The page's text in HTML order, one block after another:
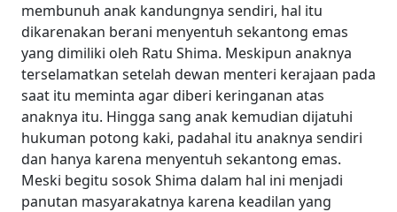
membunuh anak kandungnya sendiri, hal itu
dikarenakan berani menyentuh sekantong emas
yang dimiliki oleh Ratu Shima. Meskipun anaknya
terselamatkan setelah dewan menteri kerajaan pada
saat itu meminta agar diberi keringanan atas
anaknya itu. Hingga sang anak kemudian dijatuhi
hukuman potong kaki, padahal itu anaknya sendiri
dan hanya karena menyentuh sekantong emas.
Meski begitu sosok Shima dalam hal ini menjadi
panutan masyarakatnya karena keadilan yang